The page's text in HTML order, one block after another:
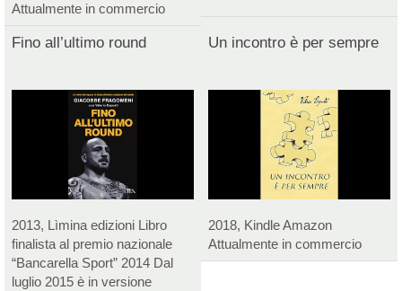
Attualmente in commercio
Fino all’ultimo round
2013, Lìmina edizioni Libro
finalista al premio nazionale
“Bancarella Sport” 2014 Dal
luglio 2015 è in versione
Un incontro è per sempre
2018, Kindle Amazon
Attualmente in commercio